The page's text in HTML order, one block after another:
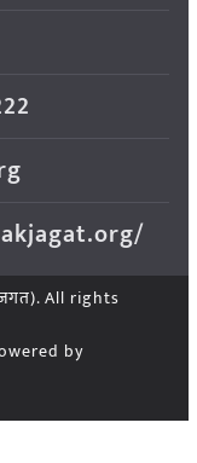
. All rights
by